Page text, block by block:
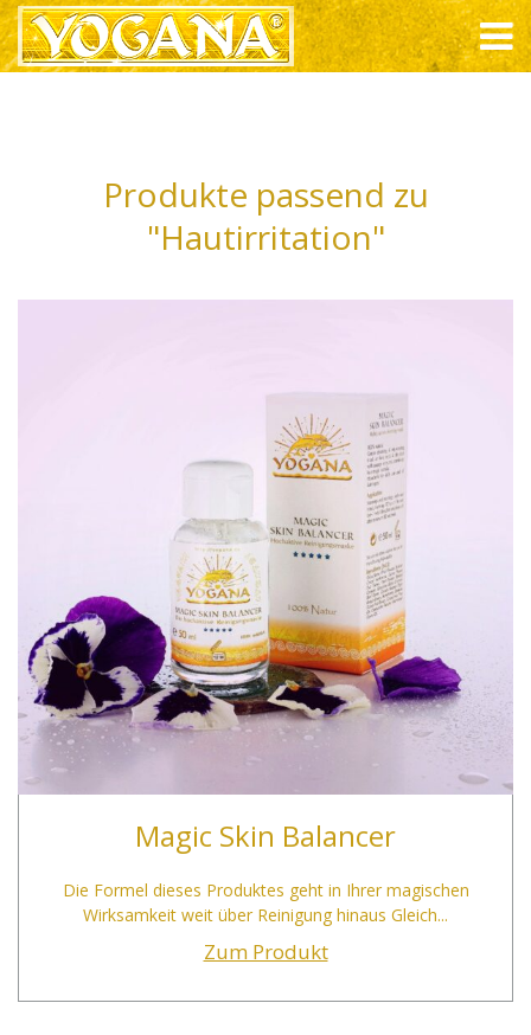
Produkte passend zu
"Hautirritation"
Magic Skin Balancer
Die Formel dieses Produktes geht in Ihrer magischen
Wirksamkeit weit über Reinigung hinaus Gleich...
Zum Produkt